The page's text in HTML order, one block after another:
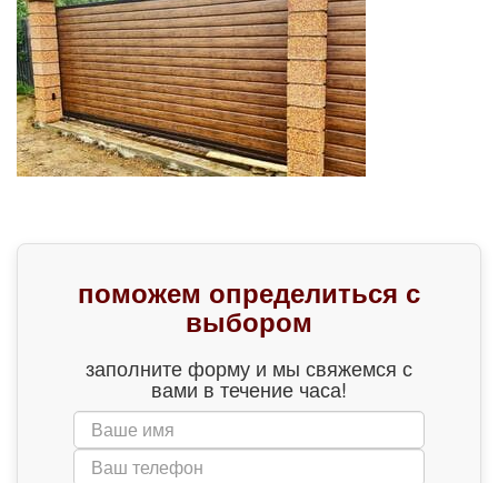
поможем определиться с
выбором
заполните форму и мы свяжемся с
вами в течение часа!